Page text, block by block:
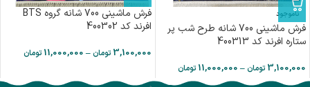
ناموجود
فرش ماشینی 700 شانه طرح شب پر
ستاره افرند كد 400313
3,100,000 تومان–
11,000,000 تومان
فرش ماشینی 700 شانه گروه BTS
افرند كد 400302
3,100,000 تومان–
11,000,000 تومان